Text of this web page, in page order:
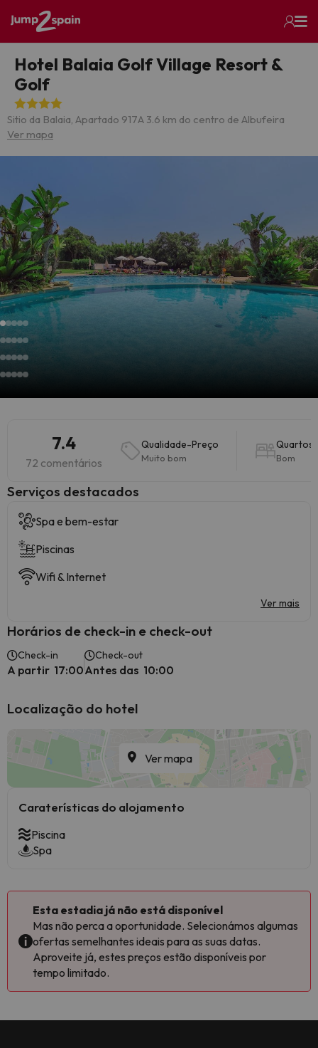
Hotel Balaia Golf Village Resort &
Golf
Sitio da Balaia, Apartado 917A 3.6 km do centro de Albufeira
Ver mapa
7.4
72 comentários
Qualidade-Preço
Muito bom
Quartos
Bom
Serviços destacados
Spa e bem-estar
Piscinas
Wifi & Internet
Ver mais
Horários de check-in e check-out
Check-in
A partir 17:00
Check-out
Antes das 10:00
Localização do hotel
Ver mapa
Caraterísticas do alojamento
Piscina
Spa
Esta estadia já não está disponível
Mas não perca a oportunidade. Selecionámos algumas
ofertas semelhantes ideais para as suas datas.
Aproveite já, estes preços estão disponíveis por
tempo limitado.